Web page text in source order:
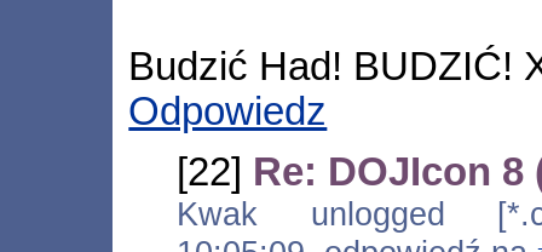
Budzić Had! BUDZIĆ!
Odpowiedz
[22] Re: DOJIcon 8
Kwak unlogged